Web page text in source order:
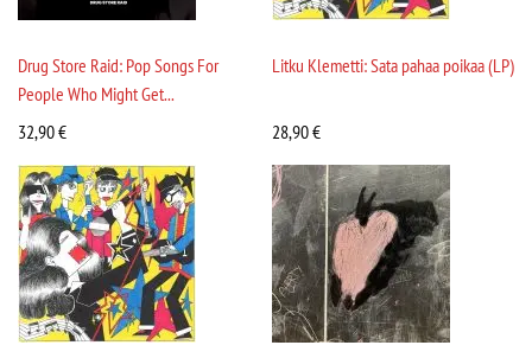
Drug Store Raid: Pop Songs For
People Who Might Get...
32,90€
Litku Klemetti: Sata pahaa poikaa (LP)
28,90€